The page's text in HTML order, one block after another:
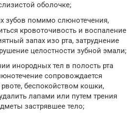
оболочке;
зубов помимо слюнотечения,
кровоточивость и воспаление
запах изо рта, затруднение
целостности зубной эмали;
инородных тел в полость рта
сопровождается
беспокойством кошки,
лапами или путем трения
застрявшее тело;